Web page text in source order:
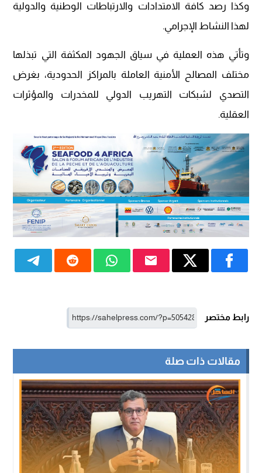
وكذا رصد كافة الامتدادات والارتباطات الوطنية والدولية
لهذا النشاط الإجرامي.
‎وتأتي هذه العملية في سياق الجهود المكثفة التي تبذلها
مختلف المصالح الأمنية العاملة بالمراكز الحدودية، بغرض
التصدي لشبكات التهريب الدولي للمخدرات والمؤثرات
العقلية.
رابط مختصر
مقالات ذات صلة